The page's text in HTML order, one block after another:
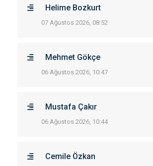
Helime Bozkurt
07 Ağustos 2026, 08:52
Mehmet Gökçe
06 Ağustos 2026, 10:47
Mustafa Çakır
06 Ağustos 2026, 10:44
Cemile Özkan